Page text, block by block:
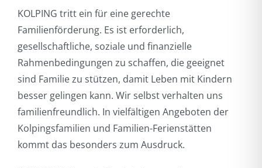
KOLPING tritt ein für eine gerechte
Familienförderung. Es ist erforderlich,
gesellschaftliche, soziale und finanzielle
Rahmenbedingungen zu schaffen, die geeignet
sind Familie zu stützen, damit Leben mit Kindern
besser gelingen kann. Wir selbst verhalten uns
familienfreundlich. In vielfältigen Angeboten der
Kolpingsfamilien und Familien-Ferienstätten
kommt das besonders zum Ausdruck.